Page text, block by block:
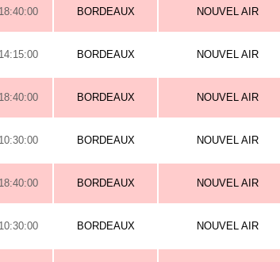
18:40:00 BORDEAUX NOUVEL AIR
14:15:00 BORDEAUX NOUVEL AIR
18:40:00 BORDEAUX NOUVEL AIR
10:30:00 BORDEAUX NOUVEL AIR
18:40:00 BORDEAUX NOUVEL AIR
10:30:00 BORDEAUX NOUVEL AIR